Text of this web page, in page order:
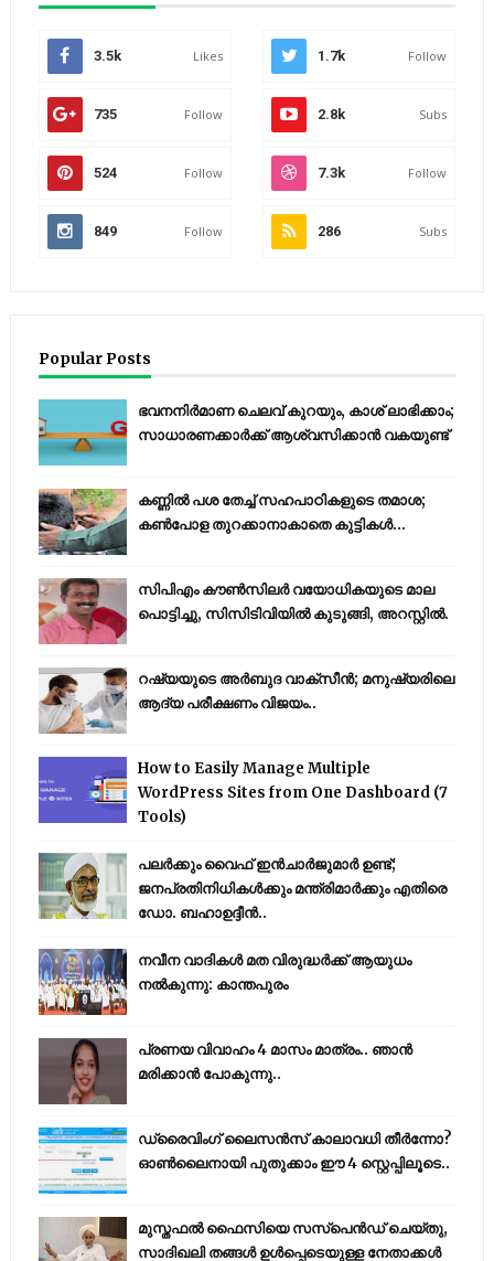
3.5k Likes 1.7k Follow
735 Follow 2.8k Subs
524 Follow 7.3k Follow
849 Follow 286 Subs
Popular Posts
ഭവനനിർമാണ ചെലവ് കുറയും, കാശ് ലാഭിക്കാം;
സാധാരണക്കാർക്ക് ആശ്വസിക്കാൻ വകയുണ്ട്
കണ്ണിൽ പശ തേച്ച് സഹപാഠികളുടെ തമാശ;
കൺപോള തുറക്കാനാകാതെ കുട്ടികൾ...
സിപിഎം കൗണ്‍സിലര്‍ വയോധികയുടെ മാല
പൊട്ടിച്ചു, സിസിടിവിയില്‍ കുടുങ്ങി, അറസ്റ്റില്‍.
റഷ്യയുടെ അര്‍ബുദ വാക്‌സീന്‍; മനുഷ്യരിലെ
ആദ്യ പരീക്ഷണം വിജയം..
How to Easily Manage Multiple
WordPress Sites from One Dashboard (7
Tools)
പലർക്കും വൈഫ് ഇൻചാർജുമാർ ഉണ്ട്;
ജനപ്രതിനിധികൾക്കും മന്ത്രിമാർക്കും എതിരെ
ഡോ. ബഹാഉദ്ദീൻ..
നവീന വാദികൾ മത വിരുദ്ധർക്ക് ആയുധം
നൽകുന്നു: കാന്തപുരം
പ്രണയ വിവാഹം 4 മാസം മാത്രം.. ഞാൻ
മരിക്കാൻ പോകുന്നു..
ഡ്രൈവിംഗ് ലൈസൻസ് കാലാവധി തീർന്നോ?
ഓൺലൈനായി പുതുക്കാം ഈ 4 സ്റ്റെപ്പിലൂടെ..
മുസ്തഫൽ ഫൈസിയെ സസ്‌പെൻഡ് ചെയ്തു,
സാദിഖലി തങ്ങൾ ഉൾപ്പെടെയുള്ള നേതാക്കൾ